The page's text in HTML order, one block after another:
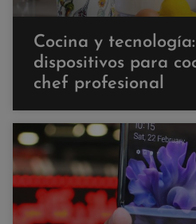
Cocina y
dispositivos para
chef profesional